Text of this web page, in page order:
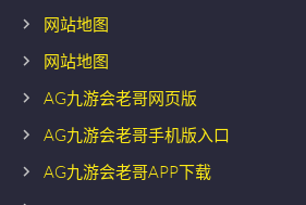
网站地图
网站地图
AG九游会老哥网页版
AG九游会老哥手机版入口
AG九游会老哥APP下载